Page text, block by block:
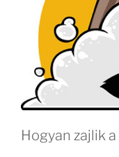
Hogyan zajlik